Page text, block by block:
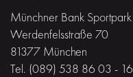
Münchner Bank Sportpark
Werdenfelsstraße 70
81377 München
Tel. (089) 538 86 03 - 16